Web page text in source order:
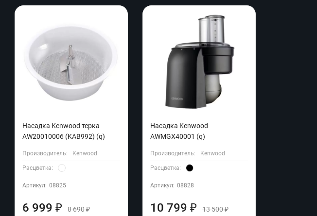
Насадка Kenwood терка
AW20010006 (KAB992) (q)
Производитель: Kenwood
Расцветка:
Артикул: 08825
6 999 ₽ 8 690₽
Насадка Kenwood
AWMGX40001 (q)
Производитель: Kenwood
Расцветка:
Артикул: 08828
10 799 ₽ 13 500₽